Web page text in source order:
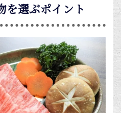
を選ぶポイント